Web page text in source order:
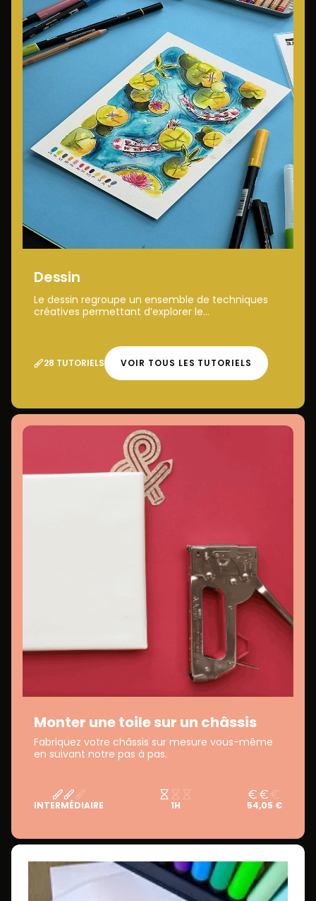
Dessin
Le dessin regroupe un ensemble de techniques
créatives permettant d’explorer le...
28 TUTORIELS VOIR TOUS LES TUTORIELS
Monter une toile sur un châssis
Fabriquez votre châssis sur mesure vous-même
en suivant notre pas à pas.
INTERMÉDIAIRE 1H 54,05 €